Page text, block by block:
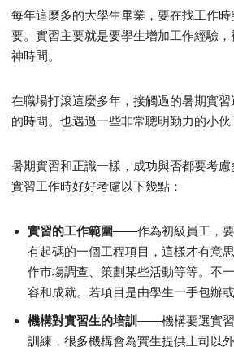
每年這麼多的大學生畢業，要在找工作
要。實習主要就是要學生增加工作經驗
神時間。
在職場打滾這麼多年，接觸過的暑期實
的時間。也遇過一些非常聰明勤力的小
暑期實習和正識一樣，成功與否都要考
實習工作時好好考慮以下幾點：
實習的工作範圍——作為初級員工，要
有起碼的一個工程項目，這樣才有意
作市塲調查、策劃某些活動等等。不
容和成就。若項目是由學生一手包辦
機構對實習生的培訓 ——機構要選實習
訓練，很多機構會為實生提供上司以